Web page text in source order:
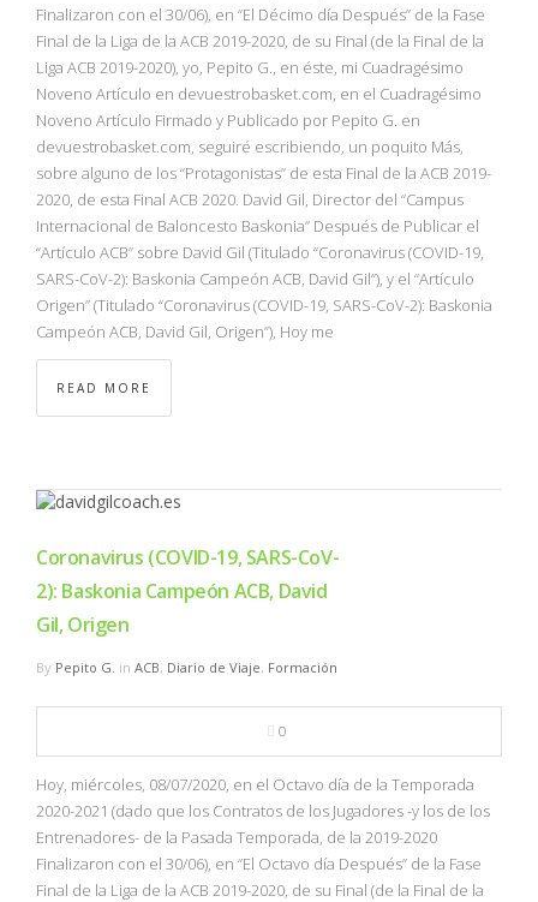
Finalizaron con el 30/06), en “El Décimo día Después” de la Fase
Final de la Liga de la ACB 2019-2020, de su Final (de la Final de la
Liga ACB 2019-2020), yo, Pepito G., en éste, mi Cuadragésimo
Noveno Artículo en devuestrobasket.com, en el Cuadragésimo
Noveno Artículo Firmado y Publicado por Pepito G. en
devuestrobasket.com, seguiré escribiendo, un poquito Más,
sobre alguno de los “Protagonistas” de esta Final de la ACB 2019-
2020, de esta Final ACB 2020. David Gil, Director del “Campus
Internacional de Baloncesto Baskonia” Después de Publicar el
“Artículo ACB” sobre David Gil (Titulado “Coronavirus (COVID-19,
SARS-CoV-2): Baskonia Campeón ACB, David Gil”), y el “Artículo
Origen” (Titulado “Coronavirus (COVID-19, SARS-CoV-2): Baskonia
Campeón ACB, David Gil, Origen”), Hoy me
READ MORE
Coronavirus (COVID-19, SARS-CoV-
2): Baskonia Campeón ACB, David
Gil, Origen
By Pepito G. in ACB, Diario de Viaje, Formación
0
Hoy, miércoles, 08/07/2020, en el Octavo día de la Temporada
2020-2021 (dado que los Contratos de los Jugadores -y los de los
Entrenadores- de la Pasada Temporada, de la 2019-2020
Finalizaron con el 30/06), en “El Octavo día Después” de la Fase
Final de la Liga de la ACB 2019-2020, de su Final (de la Final de la